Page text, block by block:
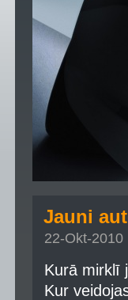
Jauni
22-Okt-2010
Kurā mirklī
Kur